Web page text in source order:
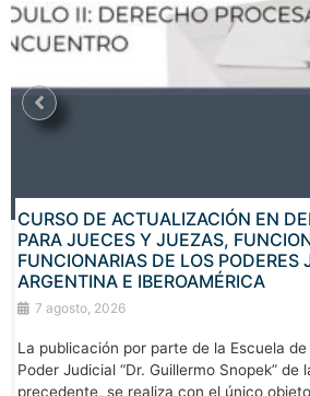
CURSO DE ACTUALIZACIÓN EN
PARA JUECES Y JUEZAS,
FUNCIONARIAS DE LOS PODERES
ARGENTINA E IBEROAMÉRICA
7 agosto, 2026
La publicación por parte de la Escuela
Poder Judicial “Dr. Guillermo Snopek” de
precedente, se realiza con el único